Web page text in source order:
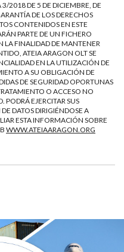
2018 DE 5 DE DICIEMBRE, DE
DE LOS DERECHOS
CONTENIDOS EN ESTE
PARTE DE UN FICHERO
LA FINALIDAD DE MANTENER
ATEIA ARAGON OLT SE
EN LA UTILIZACIÓN DE
A SU OBLIGACIÓN DE
DE SEGURIDAD OPORTUNAS
O ACCESO NO
PODRÁ EJERCITAR SUS
DATOS DIRIGIÉNDOSE A
ESTA INFORMACIÓN SOBRE
WWW.ATEIAARAGON.ORG